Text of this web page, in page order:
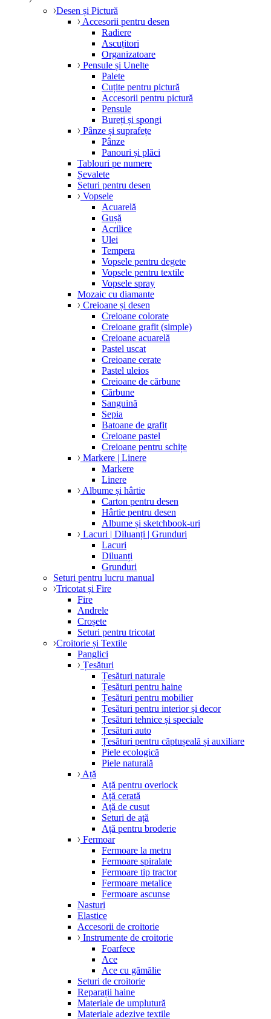
Desen și Pictură
Accesorii pentru desen
Radiere
Ascuțitori
Organizatoare
Pensule și Unelte
Palete
Cuțite pentru pictură
Accesorii pentru pictură
Pensule
Bureți și spongi
Pânze și suprafețe
Pânze
Panouri și plăci
Tablouri pe numere
Șevalete
Seturi pentru desen
Vopsele
Acuarelă
Gușă
Acrilice
Ulei
Tempera
Vopsele pentru degete
Vopsele pentru textile
Vopsele spray
Mozaic cu diamante
Creioane și desen
Creioane colorate
Creioane grafit (simple)
Creioane acuarelă
Pastel uscat
Creioane cerate
Pastel uleios
Creioane de cărbune
Cărbune
Sanguină
Sepia
Batoane de grafit
Creioane pastel
Creioane pentru schițe
Markere | Linere
Markere
Linere
Albume și hârtie
Carton pentru desen
Hârtie pentru desen
Albume și sketchbook-uri
Lacuri | Diluanți | Grunduri
Lacuri
Diluanți
Grunduri
Seturi pentru lucru manual
Tricotat și Fire
Fire
Andrele
Croșete
Seturi pentru tricotat
Croitorie și Textile
Panglici
Țesături
Țesături naturale
Țesături pentru haine
Țesături pentru mobilier
Țesături pentru interior și decor
Țesături tehnice și speciale
Țesături auto
Țesături pentru căptușeală și auxiliare
Piele ecologică
Piele naturală
Ață
Ață pentru overlock
Ață cerată
Ață de cusut
Seturi de ață
Ață pentru broderie
Fermoar
Fermoare la metru
Fermoare spiralate
Fermoare tip tractor
Fermoare metalice
Fermoare ascunse
Nasturi
Elastice
Accesorii de croitorie
Instrumente de croitorie
Foarfece
Ace
Ace cu gămălie
Seturi de croitorie
Reparații haine
Materiale de umplutură
Materiale adezive textile